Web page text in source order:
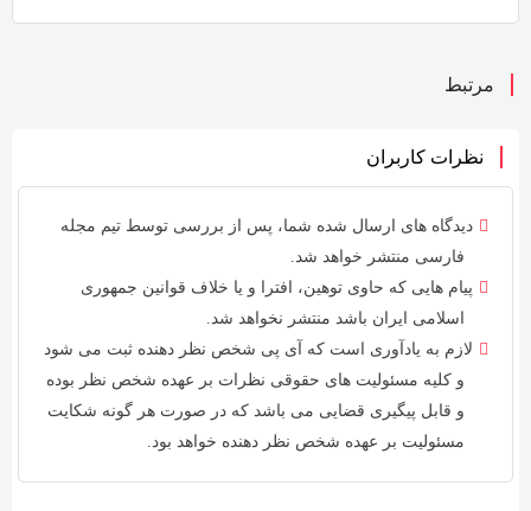
مرتبط
نظرات کاربران
دیدگاه های ارسال شده شما، پس از بررسی توسط تیم مجله
فارسی منتشر خواهد شد.
پیام هایی که حاوی توهین، افترا و یا خلاف قوانین جمهوری
اسلامی ایران باشد منتشر نخواهد شد.
لازم به یادآوری است که آی پی شخص نظر دهنده ثبت می شود
و کلیه مسئولیت های حقوقی نظرات بر عهده شخص نظر بوده
و قابل پیگیری قضایی می باشد که در صورت هر گونه شکایت
مسئولیت بر عهده شخص نظر دهنده خواهد بود.